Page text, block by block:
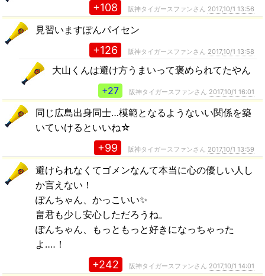
+108 阪神タイガースファンさん 2017,10/1 13:56
見習いますぽんパイセン
+126 阪神タイガースファンさん 2017,10/1 13:58
大山くんは避け方うまいって褒められてたやん
+27
阪神タイガースファンさん 2017,10/1 16:01
同じ広島出身同士…模範となるようないい関係を築
いていけるといいね☆
+99 阪神タイガースファンさん 2017,10/1 13:59
避けられなくてゴメンなんて本当に心の優しい人し
か言えない！
ぽんちゃん、かっこいい✨
畠君も少し安心しただろうね。
ぽんちゃん、もっともっと好きになっちゃった
よ‥‥！
+242 阪神タイガースファンさん 2017,10/1 14:01